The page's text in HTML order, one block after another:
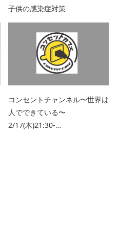
子供の感染症対策
コンセントチャンネル〜世界は
人でできている〜
2/17(木)21:30-…